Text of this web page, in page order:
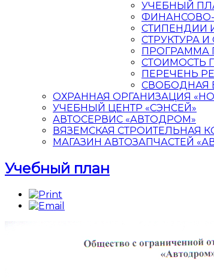
УЧЕБНЫЙ
ФИНАНСОВО-
CТИПЕНДИИ
СТРУКТУРА
ПРОГРАММА
СТОИМОСТЬ
ПЕРЕЧЕНЬ
СВОБОДНАЯ
ОХРАННАЯ ОРГАНИЗАЦИЯ
УЧЕБНЫЙ ЦЕНТР «СЭНСЕЙ»
АВТОСЕРВИС «АВТОДРОМ»
ВЯЗЕМСКАЯ СТРОИТЕЛЬНАЯ
МАГАЗИН АВТОЗАПЧАСТЕЙ
Учебный план